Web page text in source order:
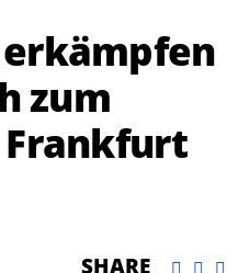
erkämpfen
zum
Frankfurt
SHARE